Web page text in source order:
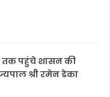
तक पहुंचे शासन की
श्री रमेन डेका